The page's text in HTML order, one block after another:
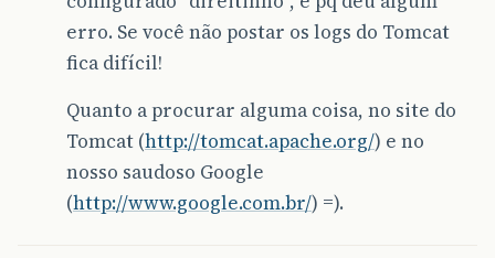
erro. Se você não postar os logs do Tomcat
fica difícil!
Quanto a procurar alguma coisa, no site do
Tomcat (http://tomcat.apache.org/) e no
nosso saudoso Google
(http://www.google.com.br/) =).